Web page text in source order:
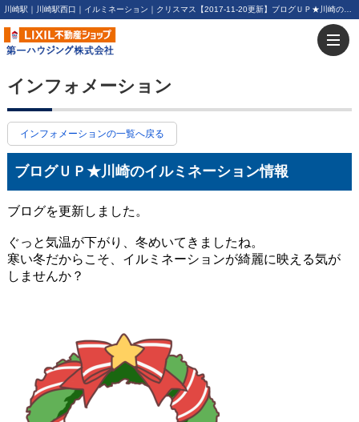
インフォメーション
インフォメーションの一覧へ戻る
ブログＵＰ★川崎のイルミネーション情報
ブログを更新しました。
ぐっと気温が下がり、冬めいてきましたね。
寒い冬だからこそ、イルミネーションが綺麗に映える気が
しませんか？